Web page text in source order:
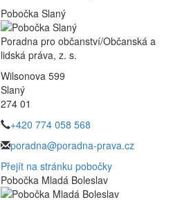
Pobočka Slaný
Poradna pro občanství/Občanská a
lidská práva, z. s.
Wilsonova 599
Slaný
274 01
+420 774 058 568
poradna@poradna-prava.cz
Přejít na stránku pobočky
Pobočka Mladá Boleslav